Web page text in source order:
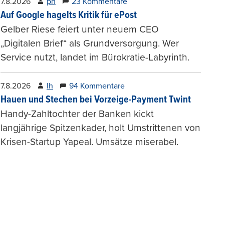
Auf Google hagelts Kritik für ePost
Gelber Riese feiert unter neuem CEO
„Digitalen Brief“ als Grundversorgung. Wer
Service nutzt, landet im Bürokratie-Labyrinth.
7.8.2026 lh 94 Kommentare
Hauen und Stechen bei Vorzeige-Payment Twint
Handy-Zahltochter der Banken kickt
langjährige Spitzenkader, holt Umstrittenen von
Krisen-Startup Yapeal. Umsätze miserabel.